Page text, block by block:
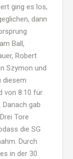
ging es los,
dann
Ball,
Robert
Szymon und
diesem
von 8:10 für
Danach gab
Tore
die SG
Durch
in der 30.